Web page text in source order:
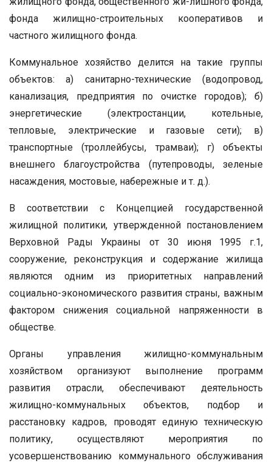
фонда жилищно-строительных кооперативов и
частного жилищного фонда.
Коммунальное хозяйство делится на такие группы
объектов: а) санитарно-технические (водопровод,
канализация, предприятия по очистке городов); б)
энергетические (электростанции, котельные,
тепловые, электрические и газовые сети); в)
транспортные (троллейбусы, трамваи); г) объекты
внешнего благоустройства (путепроводы, зеленые
насаждения, мостовые, набережные и т. д.).
В соответствии с Концепцией государственной
жилищной политики, утвержденной постановлением
Верховной Рады Украины от 30 июня 1995 г.1,
сооружение, реконструкция и содержание жилища
являются одним из приоритетных направлений
социально-экономического развития страны, важным
фактором снижения социальной напряженности в
обществе.
Органы управления жилищно-коммунальным
хозяйством организуют выполнение программ
развития отрасли, обеспечивают деятельность
жилищно-коммунальных объектов, подбор и
расстановку кадров, проводят единую техническую
политику, осуществляют мероприятия по
усовершенствованию коммунального обслуживания